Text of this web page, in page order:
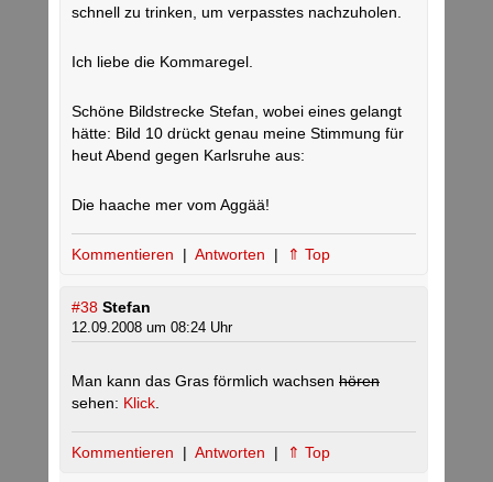
schnell zu trinken, um verpasstes nachzuholen.
Ich liebe die Kommaregel.
Schöne Bildstrecke Stefan, wobei eines gelangt
hätte: Bild 10 drückt genau meine Stimmung für
heut Abend gegen Karlsruhe aus:
Die haache mer vom Aggää!
Kommentieren | Antworten | ⇑ Top
#38 Stefan
12.09.2008 um 08:24 Uhr
Man kann das Gras förmlich wachsen hören
sehen: Klick
Kommentieren | Antworten | ⇑ Top